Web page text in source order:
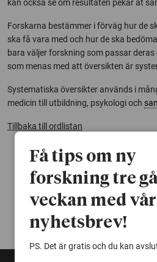
kan också se om resultaten pekar åt
Forskarna bestämmer i förväg hur de
ska få vara med och hur de ska
bara väljer forskning som passar
som menas med att översikten är
Systematiska översikter används i
medicin till utbildning, psykologi och
Tillbaka till ordlistan
Få tips om ny
forskning tre
veckan med
nyhetsbrev!
PS. Det är gratis och du kan